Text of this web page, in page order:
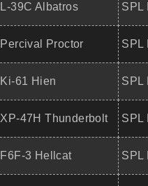
L-39C Albatros SPL
Percival Proctor SPL
Ki-61 Hien SPL
XP-47H Thunderbolt SPL
F6F-3 Hellcat SPL